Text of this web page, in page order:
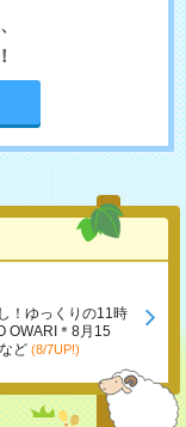
！ゆっくりの11時
OWARI＊8月15
ど (8/7UP!)